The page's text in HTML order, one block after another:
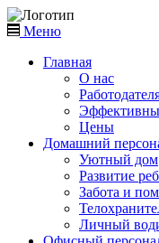
Меню
Главная
О нас
Цены
Домашний
Уютный дом
Развитие
Забота и
Личный